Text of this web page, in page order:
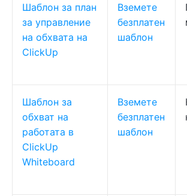
Шаблон за план
за управление
на обхвата на
ClickUp
Вземете
безплатен
шаблон
Шаблон за
обхват на
работата в
ClickUp
Whiteboard
Вземете
безплатен
шаблон